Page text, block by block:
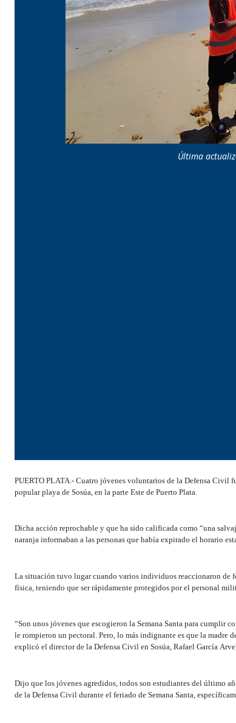
Última
PUERTO PLATA.- Cuatro jóvenes voluntarios de la Defensa Civil
popular playa de Sosúa, en la parte Este de Puerto Plata.
Dicha acción reprochable y que ha sido calificada como “una
naranja informaban a las personas que había expirado el horario
La situación tuvo lugar cuando varios individuos reaccionaron de
física, teniendo que ser rápidamente protegidos por el personal
“Son unos jóvenes que escogieron la Semana Santa para cumplir
le rompieron un pectoral. Pero, lo más indignante es que la madre
explicó el director de la Defensa Civil en Sosúa, Rafael García
Dijo que los jóvenes agredidos, todos son estudiantes del último
de la Defensa Civil durante el feriado de Semana Santa,